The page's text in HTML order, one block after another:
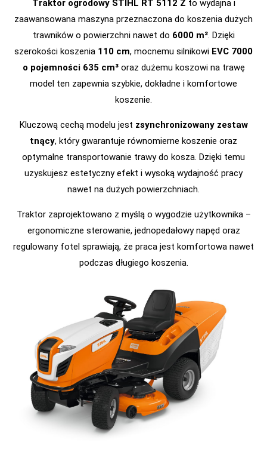
Traktor ogrodowy STIHL RT 5112 Z to wydajna i
zaawansowana maszyna przeznaczona do koszenia dużych
trawników o powierzchni nawet do 6000 m². Dzięki
szerokości koszenia 110 cm, mocnemu silnikowi EVC 7000
o pojemności 635 cm³oraz dużemu koszowi na trawę
model ten zapewnia szybkie, dokładne i komfortowe
koszenie.
Kluczową cechą modelu jest zsynchronizowany zestaw
tnący, który gwarantuje równomierne koszenie oraz
optymalne transportowanie trawy do kosza. Dzięki temu
uzyskujesz estetyczny efekt i wysoką wydajność pracy
nawet na dużych powierzchniach.
Traktor zaprojektowano z myślą o wygodzie użytkownika –
ergonomiczne sterowanie, jednopedałowy napęd oraz
regulowany fotel sprawiają, że praca jest komfortowa nawet
podczas długiego koszenia.